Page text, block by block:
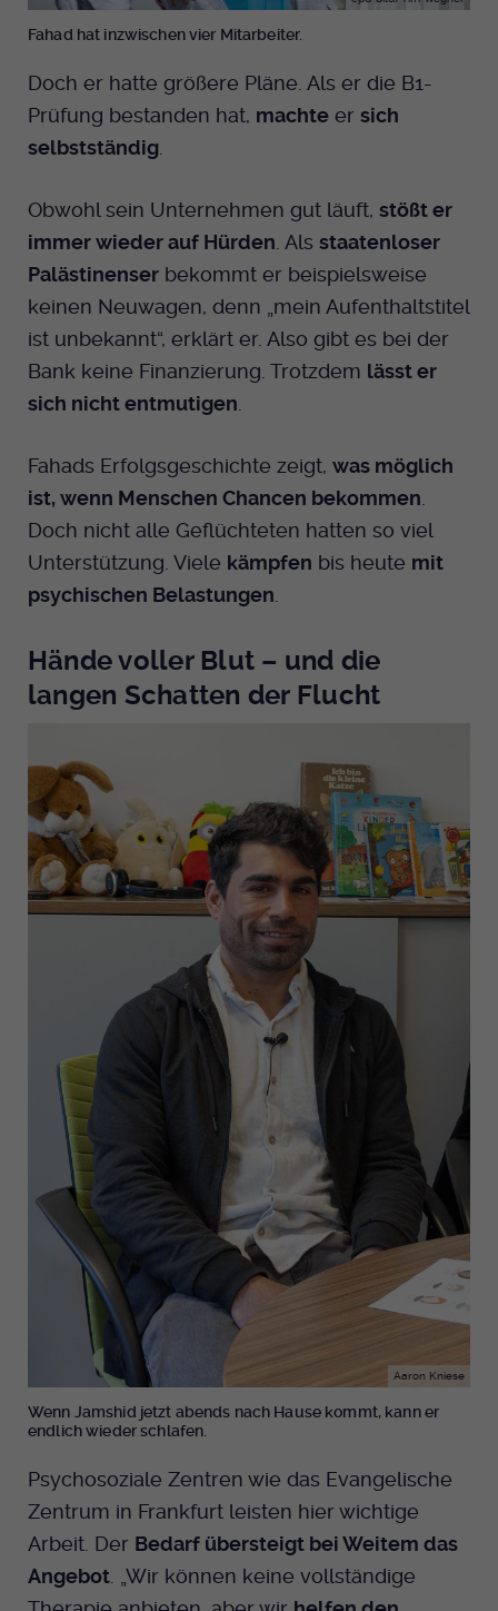
Fahad hat inzwischen vier Mitarbeiter.
Doch er hatte größere Pläne. Als er die B1-
Prüfung bestanden hat, machte er sich
selbstständig
Obwohl sein Unternehmen gut läuft, stößt er
immer wieder auf Hürden . Als staatenloser
Palästinenser bekommt er beispielsweise
keinen Neuwagen, denn „mein Aufenthaltstitel
ist unbekannt“, erklärt er. Also gibt es bei der
Bank keine Finanzierung. Trotzdem lässt er
sich nicht entmutigen
Fahads Erfolgsgeschichte zeigt, was möglich
ist, wenn Menschen Chancen bekommen
Doch nicht alle Geflüchteten hatten so viel
Unterstützung. Viele kämpfen bis heute mit
psychischen Belastungen
Hände voller Blut – und die
langen Schatten der Flucht
Aaron Kniese
Wenn Jamshid jetzt abends nach Hause kommt, kann er
endlich wieder schlafen.
Psychosoziale Zentren wie das Evangelische
Zentrum in Frankfurt leisten hier wichtige
Arbeit. Der Bedarf übersteigt bei Weitem das
Angebot . „Wir können keine vollständige